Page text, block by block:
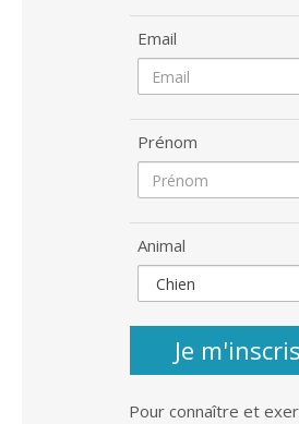
Email
Prénom
Animal
Je
Pour connaître et